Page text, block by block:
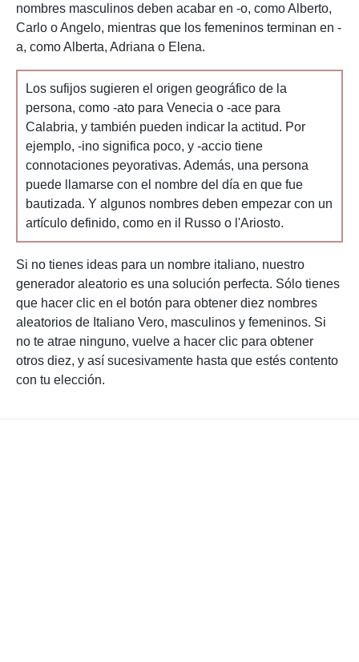
nombres masculinos deben acabar en -o, como Alberto,
Carlo o Angelo, mientras que los femeninos terminan en -
a, como Alberta, Adriana o Elena.
Los sufijos sugieren el origen geográfico de la
persona, como -ato para Venecia o -ace para
Calabria, y también pueden indicar la actitud. Por
ejemplo, -ino significa poco, y -accio tiene
connotaciones peyorativas. Además, una persona
puede llamarse con el nombre del día en que fue
bautizada. Y algunos nombres deben empezar con un
artículo definido, como en il Russo o l'Ariosto.
Si no tienes ideas para un nombre italiano, nuestro
generador aleatorio es una solución perfecta. Sólo tienes
que hacer clic en el botón para obtener diez nombres
aleatorios de Italiano Vero, masculinos y femeninos. Si
no te atrae ninguno, vuelve a hacer clic para obtener
otros diez, y así sucesivamente hasta que estés contento
con tu elección.